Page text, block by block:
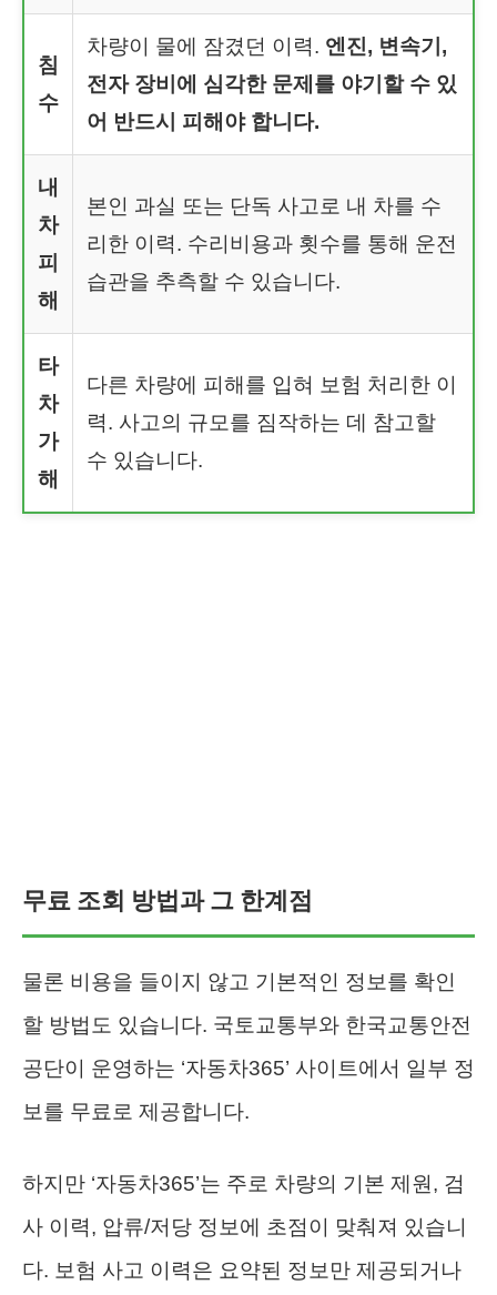
침
수
차량이 물에 잠겼던 이력. 엔진, 변속기,
전자 장비에 심각한 문제를 야기할 수 있
어 반드시 피해야 합니다.
내
차
피
해
본인 과실 또는 단독 사고로 내 차를 수
리한 이력. 수리비용과 횟수를 통해 운전
습관을 추측할 수 있습니다.
타
차
가
해
다른 차량에 피해를 입혀 보험 처리한 이
력. 사고의 규모를 짐작하는 데 참고할
수 있습니다.
무료 조회 방법과 그 한계점
물론 비용을 들이지 않고 기본적인 정보를 확인
할 방법도 있습니다. 국토교통부와 한국교통안전
공단이 운영하는 ‘자동차365’ 사이트에서 일부 정
보를 무료로 제공합니다.
하지만 ‘자동차365’는 주로 차량의 기본 제원, 검
사 이력, 압류/저당 정보에 초점이 맞춰져 있습니
다. 보험 사고 이력은 요약된 정보만 제공되거나